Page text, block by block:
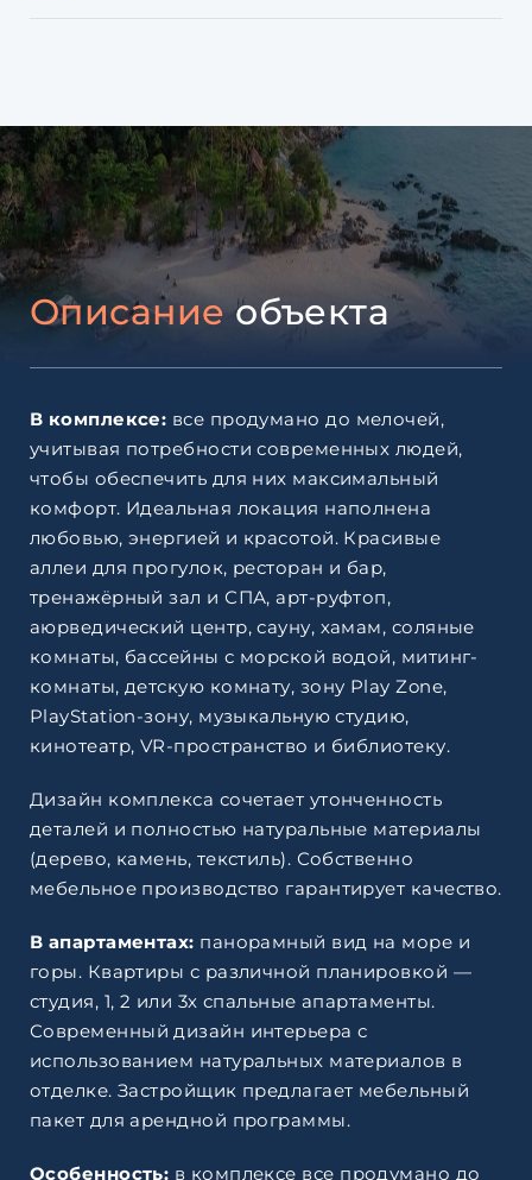
Описаниеобъекта
В комплексе: все продумано до мелочей,
учитывая потребности современных людей,
чтобы обеспечить для них максимальный
комфорт. Идеальная локация наполнена
любовью, энергией и красотой. Красивые
аллеи для прогулок, ресторан и бар,
тренажёрный зал и СПА, арт-руфтоп,
аюрведический центр, сауну, хамам, соляные
комнаты, бассейны с морской водой, митинг-
комнаты, детскую комнату, зону Play Zone,
PlayStation-зону, музыкальную студию,
кинотеатр, VR-пространство и библиотеку.
Дизайн комплекса сочетает утонченность
деталей и полностью натуральные материалы
(дерево, камень, текстиль). Собственно
мебельное производство гарантирует качество.
В апартаментах: панорамный вид на море и
горы. Квартиры с различной планировкой —
студия, 1, 2 или 3х спальные апартаменты.
Современный дизайн интерьера с
использованием натуральных материалов в
отделке. Застройщик предлагает мебельный
пакет для арендной программы.
Особенность: в комплексе все продумано до